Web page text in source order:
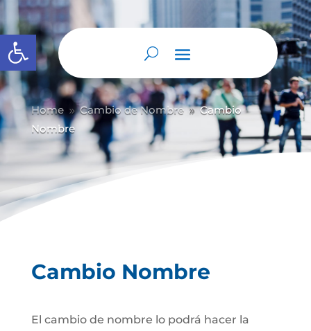
Abrir barra de herramientas
Home 9 Cambio de Nombre 9 Cambio
Nombre
Cambio Nombre
El cambio de nombre lo podrá hacer la